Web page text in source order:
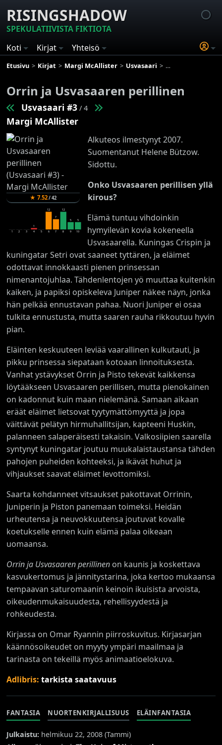
RISINGSHADOW
SPEKULATIIVISTA FIKTIOTA
Koti
Kirjat Yhteisö
Etusivu Kirjat Margi McAllister Usvasaari Orrin ja
Orrin ja Usvasaaren perillinen
Usvasaari #3 / 4
Margi McAllister
★7.52/42
1 2 3
1
4
5
12
6
7
7
12
8
5
9
5
10
Alkuteos ilmestynyt 2007.
Suomentanut Helene Bützow.
Sidottu.
Onko Usvasaaren perillisen yllä
kirous?
Elämä tuntuu vihdoinkin
hymyilevän kovia kokeneella
Usvasaarella. Kuningas Crispin ja
kuningatar Setri ovat saaneet tyttären, ja eläimet
odottavat innokkaasti pienen prinsessan
nimenantojuhlaa. Tähdenlentojen yö muuttaa kuitenkin
kaiken, ja papiksi opiskeleva Juniper näkee näyn, jonka
hän pelkää ennustavan pahaa. Nuori Juniper ei osaa
tulkita ennustusta, mutta saaren rauha rikkoutuu hyvin
pian.
Eläinten keskuuteen leviää vaarallinen kulkutauti, ja
pikku prinsessa siepataan kotoaan linnoituksesta.
Vanhat ystävykset Orrin ja Pisto tekevät kaikkensa
löytääkseen Usvasaaren perillisen, mutta pienokainen
on kadonnut kuin maan nielemänä. Samaan aikaan
eräät eläimet lietsovat tyytymättömyyttä ja jopa
väittävät pelätyn hirmuhallitsijan, kapteeni Huskin,
palanneen salaperäisesti takaisin. Valkosiipien saarella
syntynyt kuningatar joutuu muukalaistaustansa tähden
pahojen puheiden kohteeksi, ja ikävät huhut ja
vihjaukset saavat eläimet levottomiksi.
Saarta kohdanneet vitsaukset pakottavat Orrinin,
Juniperin ja Piston panemaan toimeksi. Heidän
urheutensa ja neuvokkuutensa joutuvat kovalle
koetukselle ennen kuin elämä palaa oikeaan
uomaansa.
Orrin ja Usvasaaren perillinen on kaunis ja koskettava
kasvukertomus ja jännitystarina, joka kertoo mukaansa
tempaavan saturomaanin keinoin ikuisista arvoista,
oikeudenmukaisuudesta, rehellisyydestä ja
rohkeudesta.
Kirjassa on Omar Ryannin piirroskuvitus. Kirjasarjan
käännösoikeudet on myyty ympäri maailmaa ja
tarinasta on tekeillä myös animaatioelokuva.
Adlibris:tarkista saatavuus
FANTASIA NUORTENKIRJALLISUUS ELÄINFANTASIA
Julkaistu: helmikuu 22, 2008 (Tammi)